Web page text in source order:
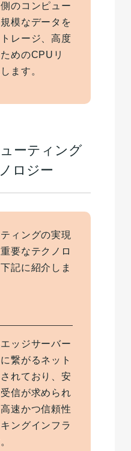
のコンピュー
模なデータを
レージ、高度
めのCPUリ
ます。
ーティング
ロジー
ィングの実現
要なテクノロ
記に紹介しま
ッジサーバー
繋がるネット
れており、安
信が求められ
速かつ信頼性
ングインフラ